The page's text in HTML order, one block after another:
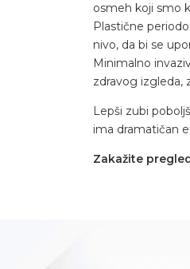
osmeh koji smo
Plastične
nivo, da bi se
Minimalno
zdravog izgleda,
Lepši zubi
ima dramatičan
Zakažite